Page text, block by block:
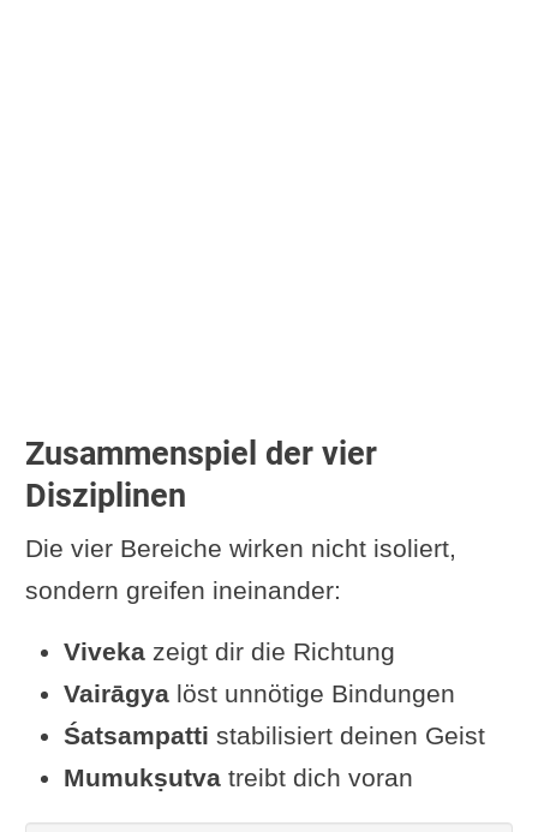
Zusammenspiel der vier
Disziplinen
Die vier Bereiche wirken nicht isoliert,
sondern greifen ineinander:
Vivekazeigt dir die Richtung
Vairāgyalöst unnötige Bindungen
Śatsampatti stabilisiert deinen Geist
Mumukṣutvatreibt dich voran